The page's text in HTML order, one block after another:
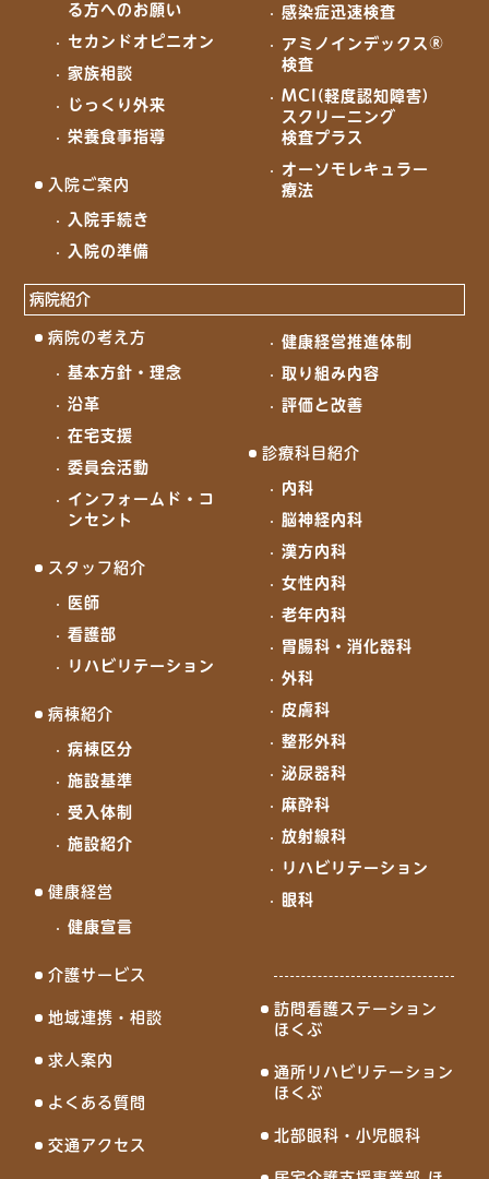
る方へのお願い
セカンドオピニオン
家族相談
じっくり外来
栄養食事指導
入院ご案内
入院手続き
入院の準備
感染症迅速検査
アミノインデックス®
検査
MCI(軽度認知障害)
スクリーニング
検査プラス
オーソモレキュラー
療法
病院紹介
病院の考え方
基本方針・理念
沿革
在宅支援
委員会活動
インフォームド・コ
ンセント
スタッフ紹介
医師
看護部
リハビリテーション
病棟紹介
病棟区分
施設基準
受入体制
施設紹介
健康経営
健康宣言
健康経営推進体制
取り組み内容
評価と改善
診療科目紹介
内科
脳神経内科
漢方内科
女性内科
老年内科
胃腸科・消化器科
外科
皮膚科
整形外科
泌尿器科
麻酔科
放射線科
リハビリテーション
眼科
介護サービス
地域連携・相談
求人案内
よくある質問
交通アクセス
訪問看護ステーション
ほくぶ
通所リハビリテーション
ほくぶ
北部眼科・小児眼科